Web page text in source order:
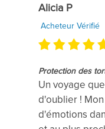
Alicia P
Acheteur Vérifié
Protection des
Un voyage
d'oublier !
d'émotions